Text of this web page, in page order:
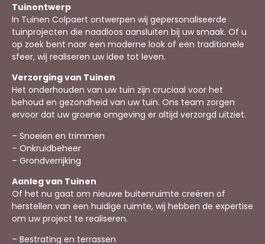
Tuinontwerp
In Tuinen Colpaert ontwerpen wij gepersonaliseerde
tuinprojecten die naadloos aansluiten bij uw smaak. Of u
op zoek bent naar een moderne look of een traditionele
sfeer, wij realiseren uw idee tot leven.
Verzorging van Tuinen
Het onderhouden van uw tuin zijn cruciaal voor het
behoud en gezondheid van uw tuin. Ons team zorgen
ervoor dat uw groene omgeving er altijd verzorgd uitziet.
– Snoeien en trimmen
– Onkruidbeheer
– Grondverrijking
Aanleg van Tuinen
Of het nu gaat om nieuwe buitenruimte creëren of
herstellen van een huidige ruimte, wij hebben de expertise
om uw project te realiseren.
– Bestrating en terrassen